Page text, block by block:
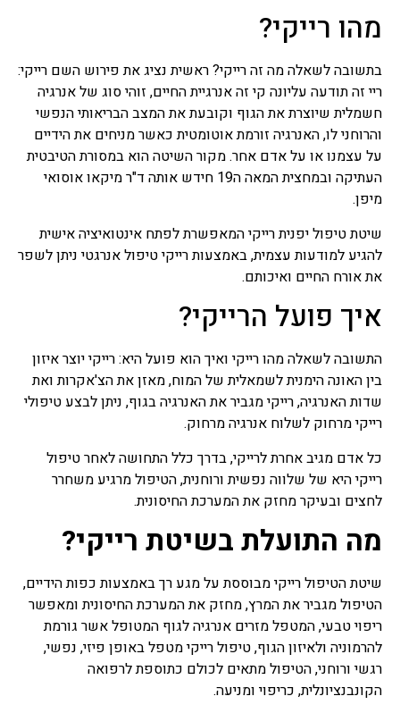
פרחי באך
כל השיטות של טיפול
בתמציות פרחים או טיפות
שמהם מושתתת הנחת היסוד
שלכל מחלה קיים המקור
בפרחי באך או יותר נכון, לרוב
אפשר לומר בתמציות פרחי
באך ולפעמים ניתן גם לומר
לטפל בעיקר בבעיות קשב
טראומטיות ועוד בעיות רגשיות
אחרות בעיקר.
מהו רייקי?
בתשובה לשאלה מה זה רייקי? ראשית נציג את פירוש השם רייקי:
ריי זה תודעה עליונה קי זה אנרגיית החיים, זוהי סוג של אנרגיה
חשמלית שיוצרת את הגוף וקובעת את המצב הבריאותי הנפשי
והרוחני לו, האנרגיה זורמת אוטומטית כאשר מניחים את הידיים
על עצמנו או על אדם אחר. מקור השיטה הוא במסורת הטיבטית
העתיקה ובמחצית המאה ה19 חידש אותה ד"ר מיקאו אוסואי
מיפן.
שיטת טיפול יפנית רייקי המאפשרת לפתח אינטואיציה אישית
להגיע למודעות עצמית, באמצעות רייקי טיפול אנרגטי ניתן לשפר
את אורח החיים ואיכותם.
איך פועל הרייקי?
התשובה לשאלה מהו רייקי ואיך הוא פועל היא: רייקי יוצר איזון
בין האונה הימנית לשמאלית של המוח, מאזן את הצ'אקרות ואת
שדות האנרגיה, רייקי מגביר את האנרגיה בגוף, ניתן לבצע טיפולי
רייקי מרחוק לשלוח אנרגיה מרחוק.
כל אדם מגיב אחרת לרייקי, בדרך כלל התחושה לאחר טיפול
רייקי היא של שלווה נפשית ורוחנית, הטיפול מרגיע משחרר
לחצים ובעיקר מחזק את המערכת החיסונית.
מה התועלת בשיטת רייקי?
שיטת הטיפול רייקי מבוססת על מגע רך באמצעות כפות הידיים,
הטיפול מגביר את המרץ, מחזק את המערכת החיסונית ומאפשר
ריפוי טבעי, המטפל מזרים אנרגיה לגוף המטופל אשר גורמת
להרמוניה ולאיזון הגוף, טיפול רייקי מטפל באופן פיזי, נפשי,
רגשי ורוחני, הטיפול מתאים לכולם כתוספת לרפואה
הקונבנציונלית, כריפוי ומניעה.